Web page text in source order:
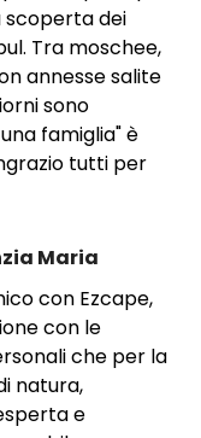
scoperta dei
Tra moschee,
annesse salite
sono
famiglia" è
tutti per
Maria
con Ezcape,
con le
che per la
natura,
e